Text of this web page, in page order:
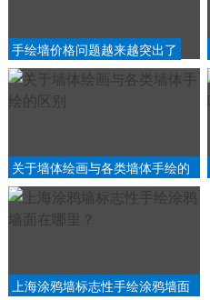
手绘墙价格问题越来越突出了
关于墙体绘画与各类墙体手绘的
区别
上海涂鸦墙标志性手绘涂鸦墙面